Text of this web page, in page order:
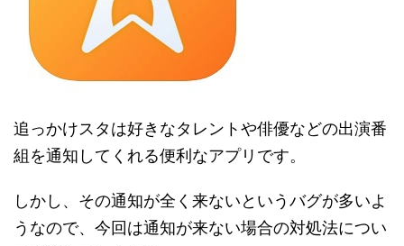
追っかけスタは好きなタレントや俳優などの出演番
組を通知してくれる便利なアプリです。
しかし、その通知が全く来ないというバグが多いよ
うなので、今回は通知が来ない場合の対処法につい